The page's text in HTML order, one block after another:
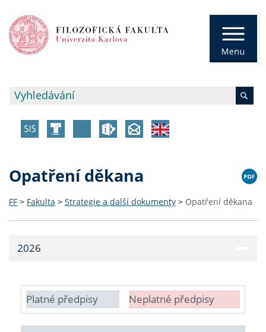
Opatření děkana
FF > Fakulta > Strategie a další dokumenty > Opatření děkana
2026
Platné předpisy Neplatné předpisy